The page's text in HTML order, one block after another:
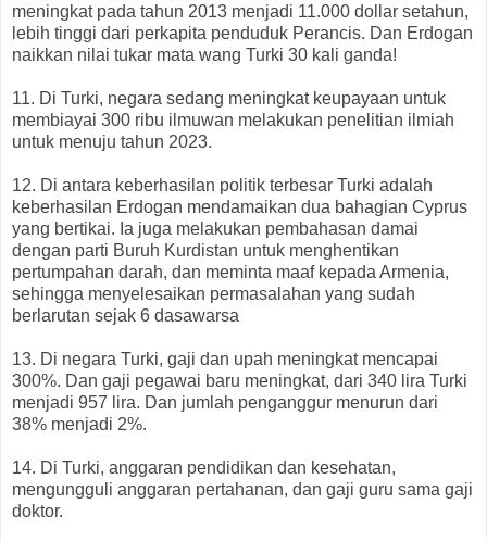
meningkat pada tahun 2013 menjadi 11.000 dollar setahun,
lebih tinggi dari perkapita penduduk Perancis. Dan Erdogan
naikkan nilai tukar mata wang Turki 30 kali ganda!
11. Di Turki, negara sedang meningkat keupayaan untuk
membiayai 300 ribu ilmuwan melakukan penelitian ilmiah
untuk menuju tahun 2023.
12. Di antara keberhasilan politik terbesar Turki adalah
keberhasilan Erdogan mendamaikan dua bahagian Cyprus
yang bertikai. Ia juga melakukan pembahasan damai
dengan parti Buruh Kurdistan untuk menghentikan
pertumpahan darah, dan meminta maaf kepada Armenia,
sehingga menyelesaikan permasalahan yang sudah
berlarutan sejak 6 dasawarsa
13. Di negara Turki, gaji dan upah meningkat mencapai
300%. Dan gaji pegawai baru meningkat, dari 340 lira Turki
menjadi 957 lira. Dan jumlah penganggur menurun dari
38% menjadi 2%.
14. Di Turki, anggaran pendidikan dan kesehatan,
mengungguli anggaran pertahanan, dan gaji guru sama gaji
doktor.